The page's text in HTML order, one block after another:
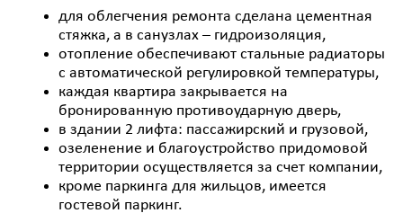
для облегчения ремонта сделана цементная
стяжка, а в санузлах – гидроизоляция,
отопление обеспечивают стальные радиаторы
с автоматической регулировкой температуры,
каждая квартира закрывается на
бронированную противоударную дверь,
в здании 2 лифта: пассажирский и грузовой,
озеленение и благоустройство придомовой
территории осуществляется за счет компании,
кроме паркинга для жильцов, имеется
гостевой паркинг.